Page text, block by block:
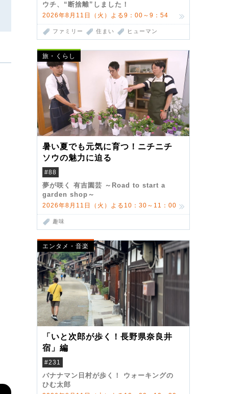
ウチ、“断捨離”しました！
2026年8月11日（火）よる9：00～9：54
ファミリー 住まい ヒューマン
旅・くらし
暑い夏でも元気に育つ！ニチニチ
ソウの魅力に迫る
#88
夢が咲く 有吉園芸 ～Road to start a
garden shop～
2026年8月11日（火）よる10：30～11：00
趣味
エンタメ・音楽
「いと次郎が歩く！長野県奈良井
宿」編
#231
バナナマン日村が歩く！ ウォーキングの
ひむ太郎